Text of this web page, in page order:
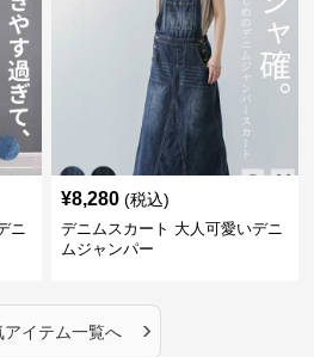
ニ
¥8,280 (税込)
デニムスカート 大人可愛いデニ
ムジャンパー
アイテム一覧へ ›